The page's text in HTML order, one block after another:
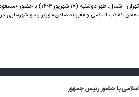
مراسم بهره‌برداری از باند شرقی منطقه دو آزادراه تهران - شمال، ظهر
انقلاب اسلامی و «فرزانه صادق» وزیر راه و شهرسازی
با حضور رئیس جمهور